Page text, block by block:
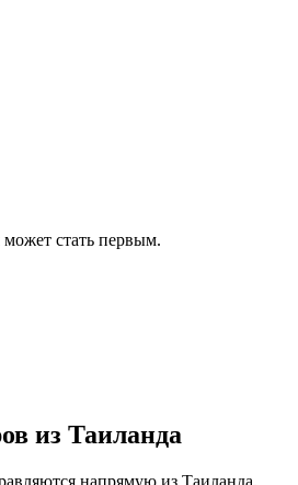
стать первым.
из Таиланда
напрямую из Таиланда.